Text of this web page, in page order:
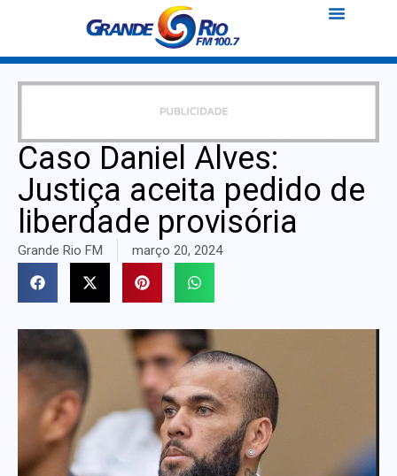
Caso Daniel Alves:
Justiça aceita pedido de
liberdade provisória
Grande Rio FM março 20, 2024